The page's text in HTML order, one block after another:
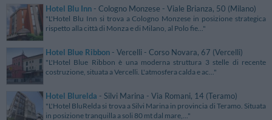
Hotel Blu Inn - Cologno Monzese - Viale Brianza, 50 (Milano)
"L'Hotel Blu Inn si trova a Cologno Monzese in posizione strategica
rispetto alla città di Monza e di Milano, al Polo fie..."
Hotel Blue Ribbon - Vercelli - Corso Novara, 67 (Vercelli)
"L'Hotel Blue Ribbon è una moderna struttura 3 stelle di recente
costruzione, situata a Vercelli. L'atmosfera calda e ac..."
Hotel Blurelda - Silvi Marina - Via Romani, 14 (Teramo)
"L'Hotel BluRelda si trova a Silvi Marina in provincia di Teramo. Situata
in posizione tranquilla a soli 80 mt dal mare,..."